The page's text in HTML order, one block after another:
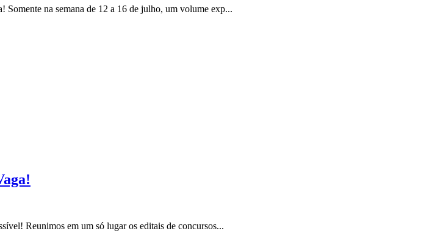
Somente na semana de 12 a 16 de julho, um volume exp...
Reunimos em um só lugar os editais de concursos...